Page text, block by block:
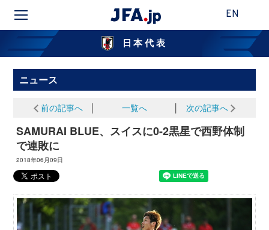
EN
日本代表
ニュース
前の記事へ 一覧へ 次の記事へ
SAMURAI BLUE、スイスに0-2黒星で西野体制
で連敗に
2018年06月09日